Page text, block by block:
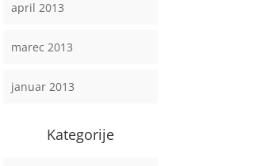
april 2013
marec 2013
januar 2013
Kategorije